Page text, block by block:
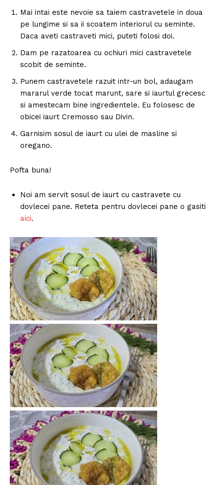
Mai intai este nevoie sa taiem castravetele in doua
pe lungime si sa ii scoatem interiorul cu seminte.
Daca aveti castraveti mici, puteti folosi doi.
Dam pe razatoarea cu ochiuri mici castravetele
scobit de seminte.
Punem castravetele razuit intr-un bol, adaugam
mararul verde tocat marunt, sare si iaurtul grecesc
si amestecam bine ingredientele. Eu folosesc de
obicei iaurt Cremosso sau Divin.
Garnisim sosul de iaurt cu ulei de masline si
oregano.
Pofta buna!
Noi am servit sosul de iaurt cu castravete cu
dovlecei pane. Reteta pentru dovlecei pane o gasiti
aici.